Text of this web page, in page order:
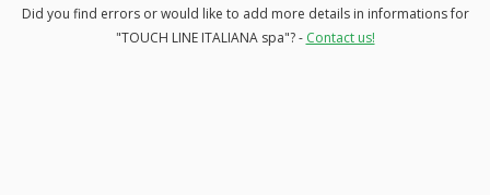
Did you find errors or would like to add more details in informations for
"TOUCH LINE ITALIANA spa"? - Contact us!